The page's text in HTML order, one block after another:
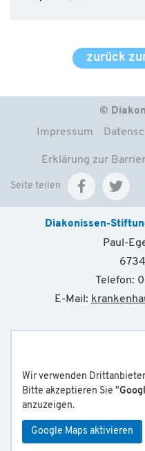
zurück
©
Impressum
Erklärung zur
Seite teilen
Diakonissen-
Paul-
Telefon:
E-Mail:
Wir verwenden
Bitte akzeptieren Sie "
anzuzeigen.
Google Maps aktivieren